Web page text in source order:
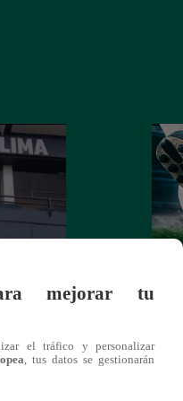
Peñamejorar tu
el tráfico y personalizar
, tus datos se gestionarán